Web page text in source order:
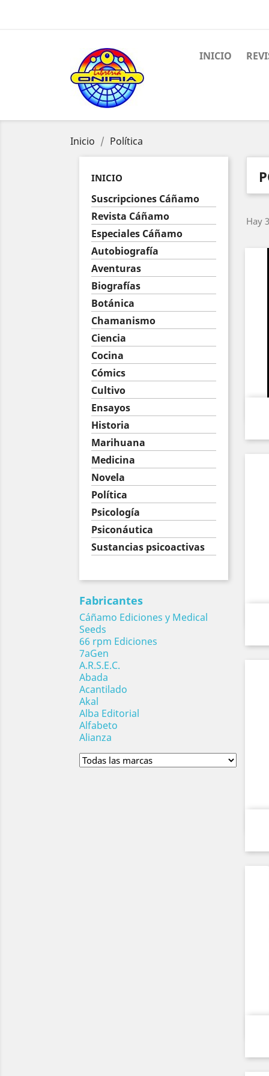
INICIO
Inicio Política
INICIO
Suscripciones Cáñamo
Revista Cáñamo
Especiales Cáñamo
Autobiografía
Aventuras
Biografías
Botánica
Chamanismo
Ciencia
Cocina
Cómics
Cultivo
Ensayos
Historia
Marihuana
Medicina
Novela
Política
Psicología
Psiconáutica
Sustancias psicoactivas
Fabricantes
Cáñamo Ediciones y Medical
Seeds
66 rpm Ediciones
7aGen
A.R.S.E.C.
Abada
Acantilado
Akal
Alba Editorial
Alfabeto
Alianza
Hay